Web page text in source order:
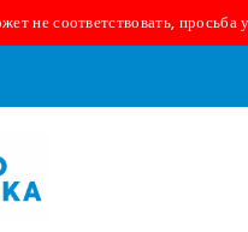
не соответствовать, просьба